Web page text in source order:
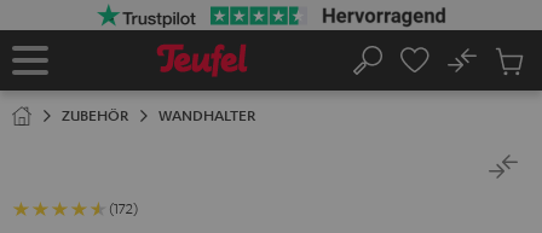
Startseite
Suche
No
ZUBEHÖR WANDHALTER
(172)